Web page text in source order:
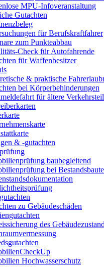
MPU-Infoveranstaltung
Gutachten
für Berufskraftfahrer
zum Punkteabbau
Check für Autofahrende
für Waffenbesitzer
& praktische
bei Körperbehinderungen
für ältere
& -gutachten
baubegleitend
bei
zu Gebäudeschäden
des
Hochwasserschutz